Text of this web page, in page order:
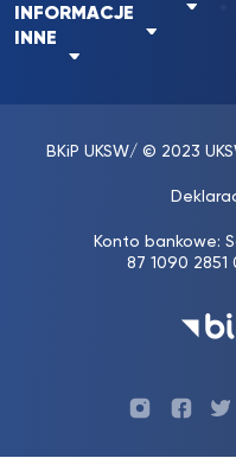
INFORMACJE
INNE
BKiP UKSW/ © 2023
Konto bankowe:
87 1090
Profil Profil